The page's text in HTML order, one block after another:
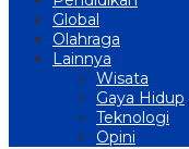
Global
Olahraga
Lainnya
Wisata
Gaya Hidup
Teknologi
Opini